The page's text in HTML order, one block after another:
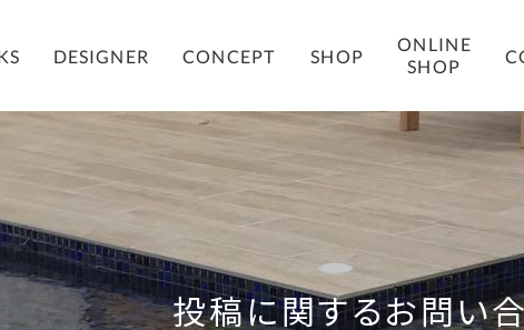
DESIGNER CONCEPT SHOP
ONLINE
SHOP
投稿に関するお問い